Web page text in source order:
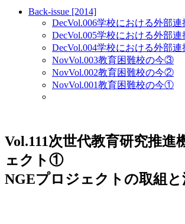
Back-issue [2014]
DecVol.006学校における外部
DecVol.005学校における外部
DecVol.004学校における外部
NovVol.003教育困難校の今③
NovVol.002教育困難校の今②
NovVol.001教育困難校の今①
Vol.111次世代教育研究推進
ェクト①
NGEプロジェクトの取組と